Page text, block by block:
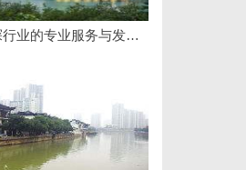
揭秘天津私家侦探行业的专业服务与发展趋势